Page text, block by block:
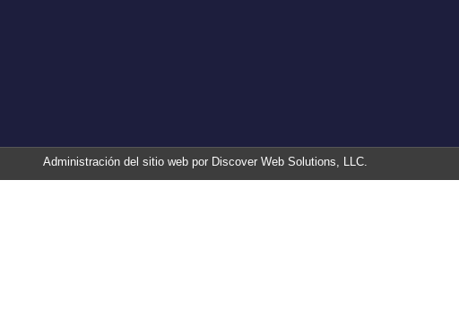
Administración del sitio web por Discover Web Solutions, LLC.